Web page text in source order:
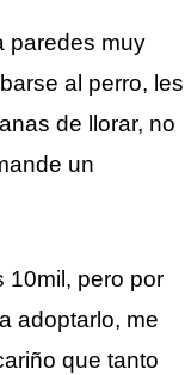
paredes muy
al perro, les
de llorar, no
un
10mil, pero por
adoptarlo, me
que tanto